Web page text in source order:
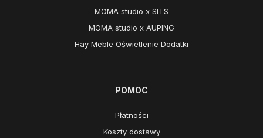
MOMA studio x SITS
MOMA studio x AUPING
Hay Meble Oświetlenie Dodatki
POMOC
Płatności
Koszty dostawy